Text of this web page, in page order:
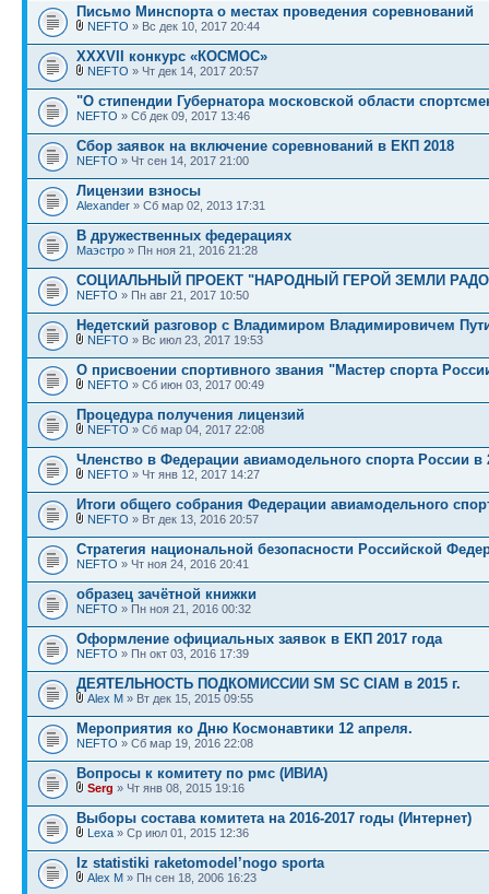
Письмо Минспорта о местах проведения соревнований
NEFTO » Вс дек 10, 2017 20:44
XXXVII конкурс «КОСМОС»
NEFTO » Чт дек 14, 2017 20:57
"О стипендии Губернатора московской области
NEFTO » Сб дек 09, 2017 13:46
Сбор заявок на включение соревнований в ЕКП 2018
NEFTO » Чт сен 14, 2017 21:00
Лицензии взносы
Alexander » Сб мар 02, 2013 17:31
В дружественных федерациях
Маэстро » Пн ноя 21, 2016 21:28
СОЦИАЛЬНЫЙ ПРОЕКТ "НАРОДНЫЙ ГЕРОЙ ЗЕМЛИ
NEFTO » Пн авг 21, 2017 10:50
Недетский разговор с Владимиром Владимировичем
NEFTO » Вс июл 23, 2017 19:53
О присвоении спортивного звания "Мастер спорта
NEFTO » Сб июн 03, 2017 00:49
Процедура получения лицензий
NEFTO » Сб мар 04, 2017 22:08
Членство в Федерации авиамодельного спорта России в
NEFTO » Чт янв 12, 2017 14:27
Итоги общего собрания Федерации авиамодельного
NEFTO » Вт дек 13, 2016 20:57
Стратегия национальной безопасности Российской
NEFTO » Чт ноя 24, 2016 20:41
образец зачётной книжки
NEFTO » Пн ноя 21, 2016 00:32
Оформление официальных заявок в ЕКП 2017 года
NEFTO » Пн окт 03, 2016 17:39
ДЕЯТЕЛЬНОСТЬ ПОДКОМИССИИ SM SC CIAM в 2015 г.
Alex M » Вт дек 15, 2015 09:55
Мероприятия ко Дню Космонавтики 12 апреля.
NEFTO » Сб мар 19, 2016 22:08
Вопросы к комитету по рмс (ИВИА)
Serg » Чт янв 08, 2015 19:16
Выборы состава комитета на 2016-2017 годы (Интернет)
Lexa » Ср июл 01, 2015 12:36
Iz statistiki raketomodel’nogo sporta
Alex M » Пн сен 18, 2006 16:23